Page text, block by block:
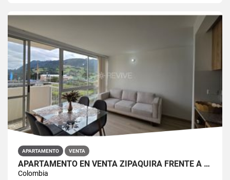
APARTAMENTO VENTA
APARTAMENTO EN VENTA ZIPAQUIRÁ FRENTE A LA UNIMINUTO
Colombia